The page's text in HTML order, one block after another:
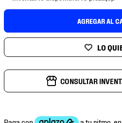
AGREGAR AL
CONSULTAR
9.
tenis niño
10. tenis nike